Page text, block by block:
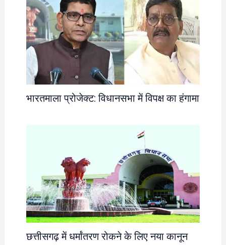
भारतमाला प्रोजेक्ट: विधानसभा में विपक्ष का हंगामा
छत्तीसगढ़ में धर्मांतरण रोकने के लिए नया कानून